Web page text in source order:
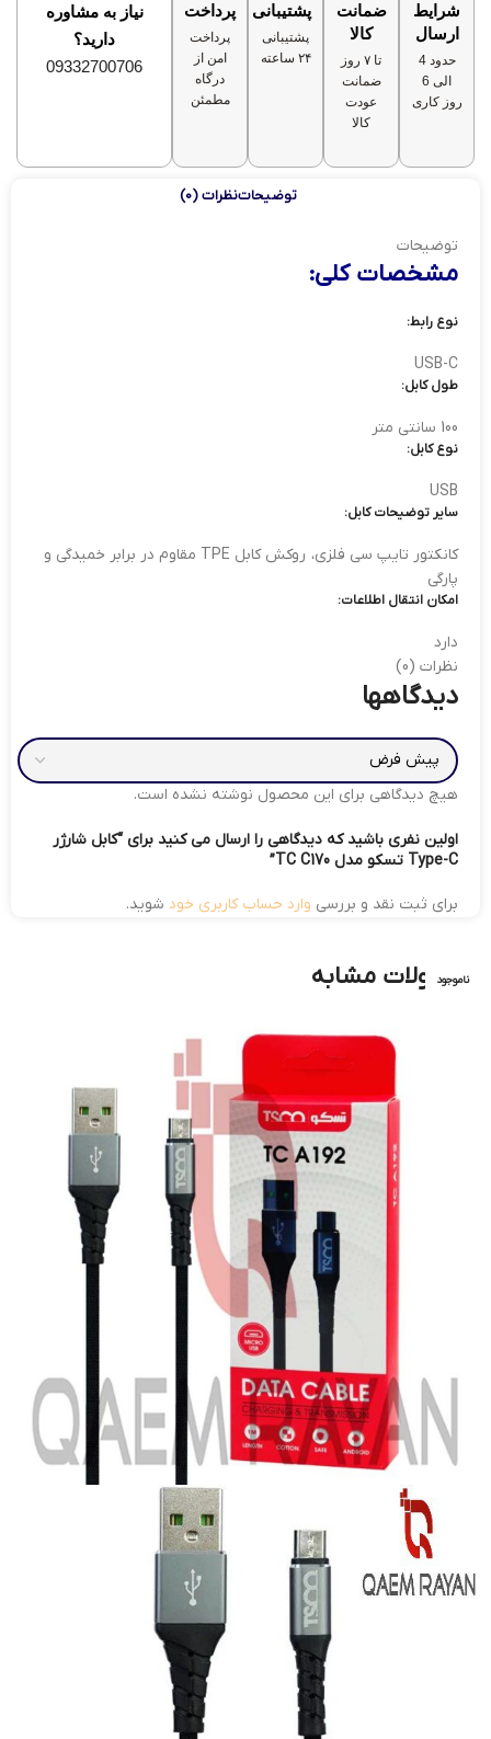
شرایط
ارسال
حدود 4
الی 6
روز کاری
ضمانت
کالا
تا ۷ روز
ضمانت
عودت
کالا
پشتیبانی
پشتیبانی
۲۴ ساعته
پرداخت
پرداخت
امن از
درگاه
مطمئن
نیاز به مشاوره
دارید؟
09332700706
توضیحاتنظرات (0)
توضیحات
مشخصات کلی:
نوع رابط:
USB-C
طول کابل:
100 سانتی متر
نوع کابل:
USB
سایر توضیحات کابل:
کانکتور تایپ سی فلزی، روکش کابل TPE مقاوم در برابر خمیدگی و
پارگی
امکان انتقال اطلاعات:
دارد
نظرات (0)
دیدگاهها
هیچ دیدگاهی برای این محصول نوشته نشده است.
اولین نفری باشید که دیدگاهی را ارسال می کنید برای “کابل شارژر
Type-C تسکو مدل TC C170”
برای ثبت نقد و بررسی وارد حساب کاربری خود شوید.
محصولات مشابه
ناموجود
ناموجود
ناموجود
ناموجود